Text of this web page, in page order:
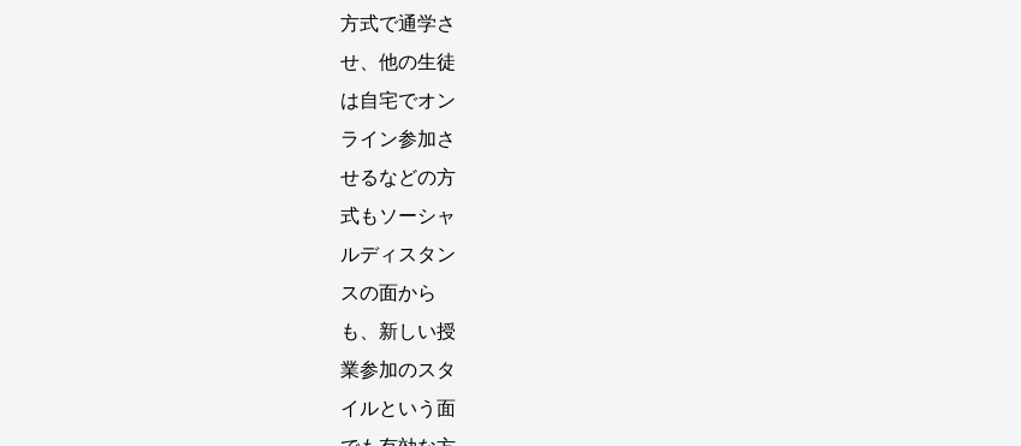
方式で通学さ
せ、他の生徒
は自宅でオン
ライン参加さ
せるなどの方
式もソーシャ
ルディスタン
スの面から
も、新しい授
業参加のスタ
イルという面